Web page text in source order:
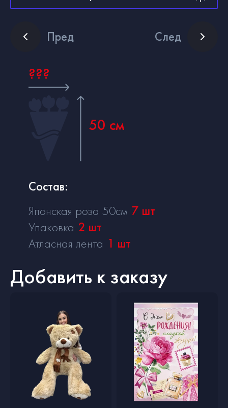
Пред След
???
50 см
Состав:
Японская роза 50см 7 шт
Упаковка 2 шт
Атласная лента 1 шт
Добавить к заказу